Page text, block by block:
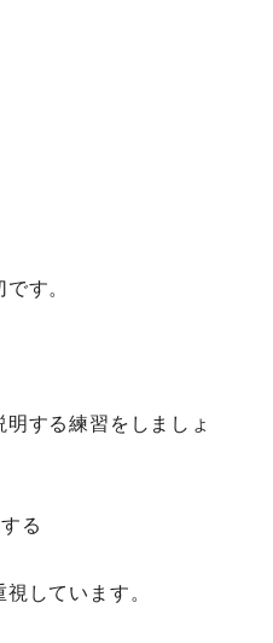
す。
明する練習をしましょ
る
しています。